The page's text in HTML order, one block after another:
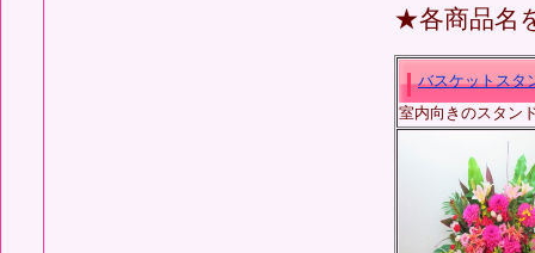
★各商品名
バスケットスタ
室内向きのスタン